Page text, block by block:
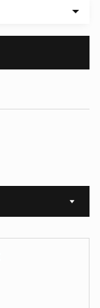
Sort